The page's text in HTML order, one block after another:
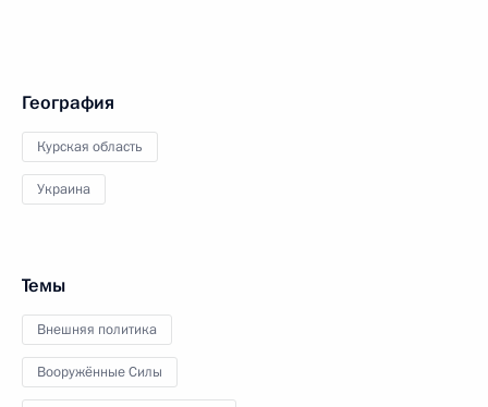
География
Курская область
Украина
Темы
Внешняя политика
Вооружённые Силы